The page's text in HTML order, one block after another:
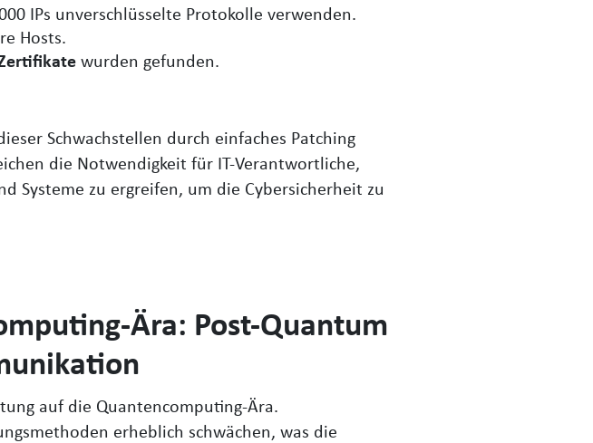
IPs unverschlüsselte Protokolle verwenden.
Hosts.
wurden gefunden.
Schwachstellen durch einfaches Patching
die Notwendigkeit für IT-Verantwortliche,
Systeme zu ergreifen, um die Cybersicherheit zu
Ära: Post-Quantum
auf die Quantencomputing-Ära.
erheblich schwächen, was die